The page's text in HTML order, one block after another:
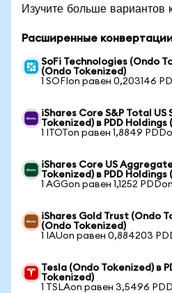
Изучите больше вариантов
Расширенные
SoFi Technologies (Ondo
(Ondo Tokenized)
1 SOFIon равен 0,203146
iShares Core S&P Total
Tokenized) в PDD
1 ITOTon равен 1,8849
iShares Core US
Tokenized) в PDD
1 AGGon равен 1,1252 PDDon
iShares Gold Trust (Ondo
(Ondo Tokenized)
1 IAUon равен 0,884203
Tesla (Ondo Tokenized) в
Tokenized)
1 TSLAon равен 3,5496